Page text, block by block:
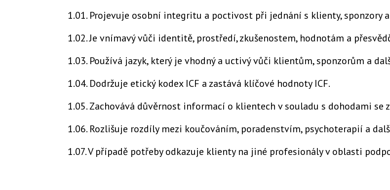
1.01. Projevuje osobní integritu a poctivost při jednání s klienty, sponzory
1.02. Je vnímavý vůči identitě, prostředí, zkušenostem, hodnotám a
1.03. Používá jazyk, který je vhodný a uctivý vůči klientům, sponzorům a
1.04. Dodržuje etický kodex ICF a zastává klíčové hodnoty ICF.
1.05. Zachovává důvěrnost informací o klientech v souladu s dohodami se
1.06. Rozlišuje rozdíly mezi koučováním, poradenstvím, psychoterapií a
1.07. V případě potřeby odkazuje klienty na jiné profesionály v oblasti